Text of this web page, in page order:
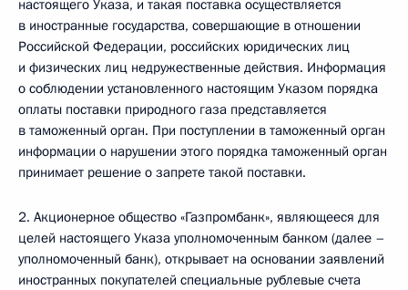
настоящего Указа, и такая поставка осуществляется
в иностранные государства, совершающие в отношении
Российской Федерации, российских юридических лиц
и физических лиц недружественные действия. Информация
о соблюдении установленного настоящим Указом порядка
оплаты поставки природного газа представляется
в таможенный орган. При поступлении в таможенный орган
информации о нарушении этого порядка таможенный орган
принимает решение о запрете такой поставки.
2. Акционерное общество «Газпромбанк», являющееся для
целей настоящего Указа уполномоченным банком (далее –
уполномоченный банк), открывает на основании заявлений
иностранных покупателей специальные рублевые счета